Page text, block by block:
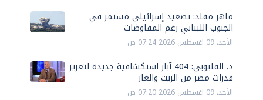
ماهر مقلد: تصعيد إسرائيلي مستمر في
الجنوب اللبناني رغم المفاوضات
الأحد، 09 اغسطس 2026 07:24 ص
د. القليوبي: 404 آبار استكشافية جديدة لتعزيز
قدرات مصر من الزيت والغاز
الأحد، 09 اغسطس 2026 07:20 ص